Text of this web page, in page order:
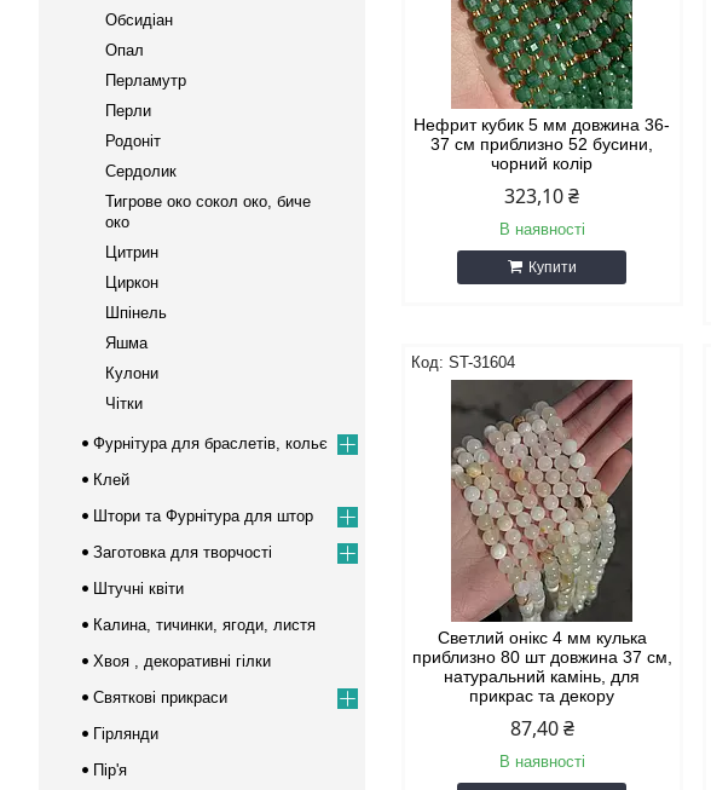
Нефрит кубик 5 мм довжина 36-
37 см приблизно 52 бусини,
чорний колір
323,10 ₴
В наявності
Купити
ST-31604
Светлий онікс 4 мм кулька
приблизно 80 шт довжина 37 см,
натуральний камінь, для
прикрас та декору
87,40 ₴
В наявності
Обсидіан
Опал
Перламутр
Перли
Родоніт
Сердолик
Тигрове око сокол око, биче
око
Цитрин
Циркон
Шпінель
Яшма
Кулони
Чітки
Фурнітура для браслетів, кольє
Клей
Штори та Фурнітура для штор
Заготовка для творчості
Штучні квіти
Калина, тичинки, ягоди, листя
Хвоя , декоративні гілки
Cвяткові прикраси
Гірлянди
Пір'я